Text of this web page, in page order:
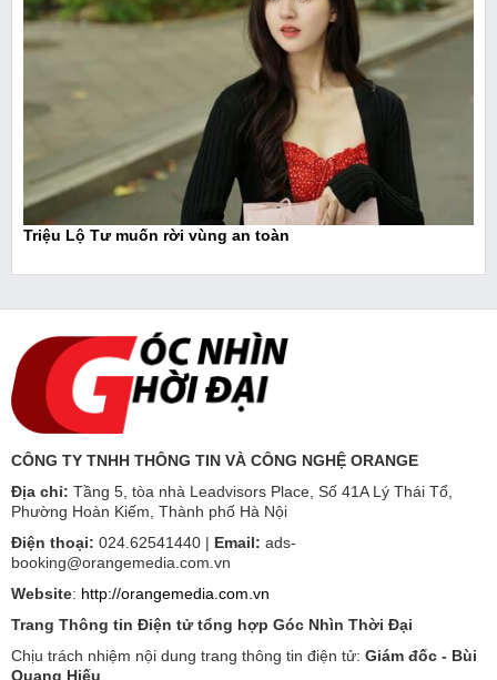
Triệu Lộ Tư muốn rời vùng an toàn
CÔNG TY TNHH THÔNG TIN VÀ CÔNG NGHỆ ORANGE
Địa chỉ: Tầng 5, tòa nhà Leadvisors Place, Số 41A Lý Thái Tổ,
Phường Hoàn Kiếm, Thành phố Hà Nội
Điện thoại: 024.62541440 | Email: ads-
booking@orangemedia.com.vn
Website: http://orangemedia.com.vn
Trang Thông tin Điện tử tổng hợp Góc Nhìn Thời Đại
Chịu trách nhiệm nội dung trang thông tin điện tử: Giám đốc - Bùi
Quang Hiếu